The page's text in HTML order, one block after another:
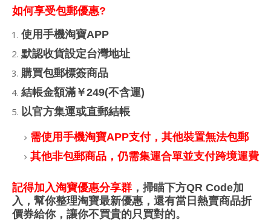
如何享受包郵優惠?
使用手機淘寶APP
默認收貨設定台灣地址
購買包郵標簽商品
結帳金額滿￥249(不含運)
以官方集運或直郵結帳
需使用手機淘寶APP支付，其他裝置無法包郵
其他非包郵商品，仍需集運合單並支付跨境運費
記得加入淘寶優惠分享群 ，掃瞄下方QR Code加
入，幫你整理淘寶最新優惠，還有當日熱賣商品折
價券給你，讓你不買貴的只買對的。